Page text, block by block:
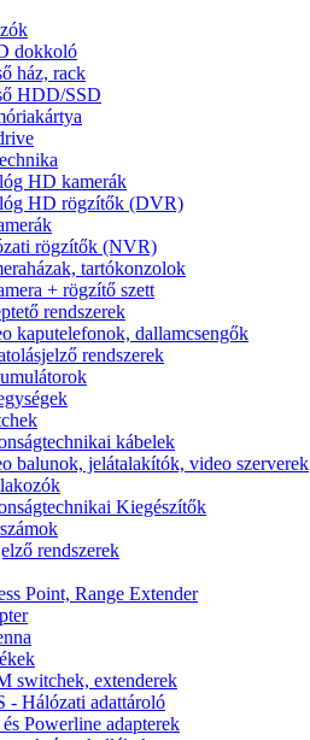
dokkoló
ház, rack
HDD/SSD
HD kamerák
HD rögzítők (DVR)
rögzítők (NVR)
tartókonzolok
+ rögzítő szett
rendszerek
kaputelefonok, dallamcsengők
rendszerek
kábelek
balunok, jelátalakítók, video szerverek
Kiegészítők
rendszerek
Point, Range Extender
switchek, extenderek
- Hálózati adattároló
Powerline adapterek